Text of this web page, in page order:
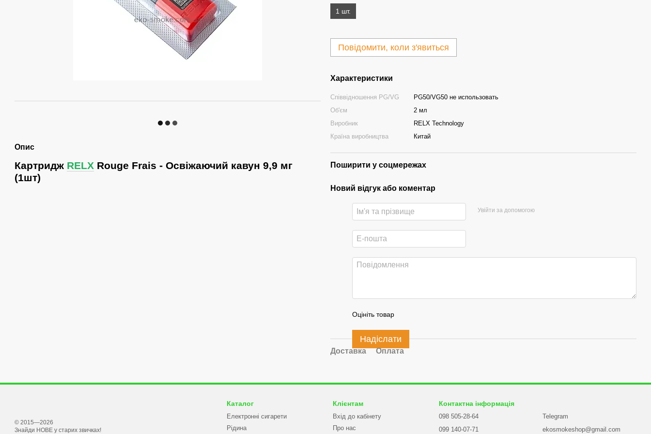
Опис
Картридж RELX Rouge Frais - Освіжаючий кавун 9,9 мг
(1шт)
1 шт.
Повідомити, коли з'явиться
Характеристики
Співвідношення PG/VG
PG50/VG50 не использовать
Об'єм
2 мл
Виробник
RELX Technology
Країна виробництва
Китай
Поширити у соцмережах
Новий відгук або коментар
Увійти за допомогою
Оцініть товар
Надіслати
Доставка Оплата
© 2015—2026
Знайди НОВЕ у старих звичках!
Каталог
Електронні сигарети
Рідина
Клієнтам
Вхід до кабінету
Про нас
Контактна інформація
098 505-28-64
099 140-07-71
Telegram
ekosmokeshop@gmail.com